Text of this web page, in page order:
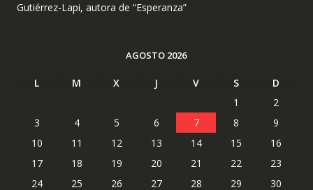
Gutiérrez-Lapi, autora de “Esperanza”
AGOSTO 2026
L M X J V S
D
1
2
3
4 5 6 7 8
9
10
11 12 13 14 15
16
17
18 19 20 21 22
23
24
25 26 27 28 29
30